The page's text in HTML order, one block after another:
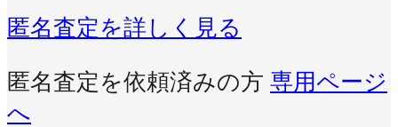
匿名査定を詳しく見る
匿名査定を依頼済みの方 専用ページ
へ